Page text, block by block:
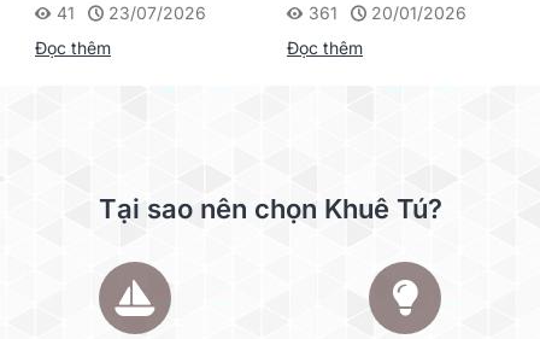
Supvan G15M Pro
41
23/07/2026
Đọc thêm
361
20/01/2026
Đọc thêm
Tại sao nên chọn Khuê Tú?